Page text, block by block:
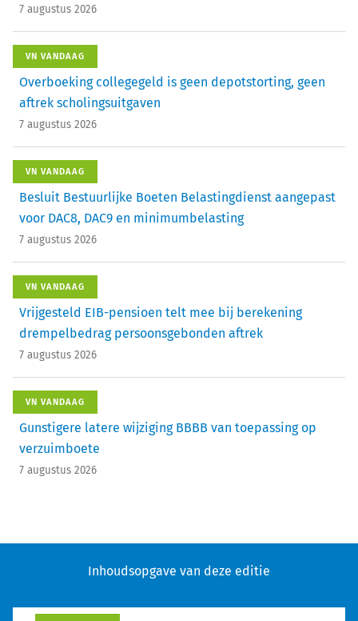
7 augustus 2026
VN VANDAAG
Overboeking collegegeld is geen depotstorting, geen
aftrek scholingsuitgaven
7 augustus 2026
VN VANDAAG
Besluit Bestuurlijke Boeten Belastingdienst aangepast
voor DAC8, DAC9 en minimumbelasting
7 augustus 2026
VN VANDAAG
Vrijgesteld EIB-pensioen telt mee bij berekening
drempelbedrag persoonsgebonden aftrek
7 augustus 2026
VN VANDAAG
Gunstigere latere wijziging BBBB van toepassing op
verzuimboete
7 augustus 2026
Inhoudsopgave van deze editie